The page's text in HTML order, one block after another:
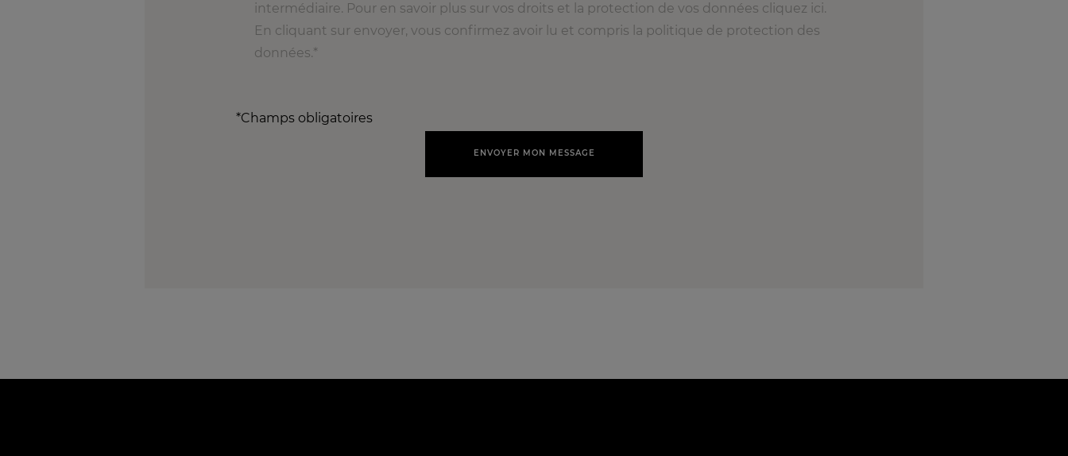
intermédiaire. Pour en savoir plus sur vos droits et la protection de vos données cliquez ici.
En cliquant sur envoyer, vous confirmez avoir lu et compris la politique de protection des
données.
*Champs obligatoires
ENVOYER MON MESSAGE